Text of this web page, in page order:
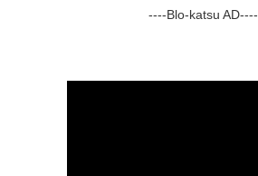
----Blo-katsu AD----